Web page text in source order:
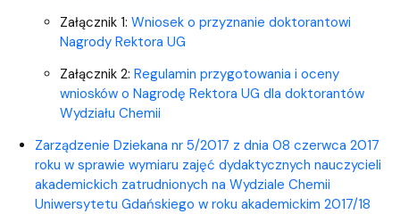
Załącznik 1: Wniosek o przyznanie doktorantowi
Nagrody Rektora UG
Załącznik 2: Regulamin przygotowania i oceny
wniosków o Nagrodę Rektora UG dla doktorantów
Wydziału Chemii
Zarządzenie Dziekana nr 5/2017 z dnia 08 czerwca 2017
roku w sprawie wymiaru zajęć dydaktycznych nauczycieli
akademickich zatrudnionych na Wydziale Chemii
Uniwersytetu Gdańskiego w roku akademickim 2017/18